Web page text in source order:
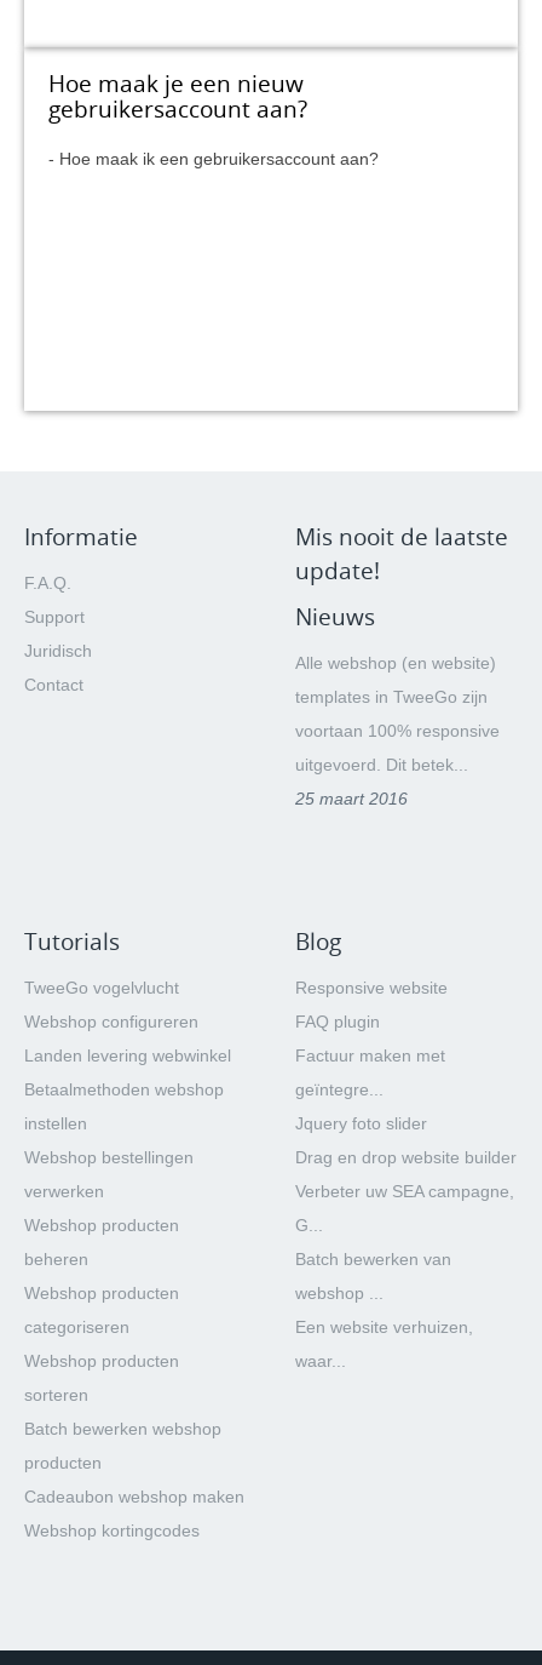
Hoe maak je een nieuw
gebruikersaccount aan?
Hoe maak ik een gebruikersaccount aan?
Informatie
F.A.Q.
Support
Juridisch
Contact
Mis nooit de laatste
update!
Nieuws
Alle webshop (en website)
templates in TweeGo zijn
voortaan 100% responsive
uitgevoerd. Dit betek...
25 maart 2016
Tutorials
TweeGo vogelvlucht
Webshop configureren
Landen levering webwinkel
Betaalmethoden webshop
instellen
Webshop bestellingen
verwerken
Webshop producten
beheren
Webshop producten
categoriseren
Webshop producten
sorteren
Batch bewerken webshop
producten
Cadeaubon webshop maken
Webshop kortingcodes
Blog
Responsive website
FAQ plugin
Factuur maken met
geïntegre...
Jquery foto slider
Drag en drop website builder
Verbeter uw SEA campagne,
G...
Batch bewerken van
webshop ...
Een website verhuizen,
waar...